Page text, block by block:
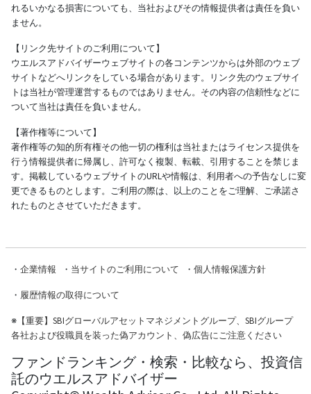
れるいかなる損害についても、当社およびその情報提供者は責任を負い
ません。
【リンク先サイトのご利用について】
ウエルスアドバイザーウェブサイトの各コンテンツからは外部のウェブ
サイトなどへリンクをしている場合があります。リンク先のウェブサイ
トは当社が管理運営するものではありません。その内容の信頼性などに
ついて当社は責任を負いません。
【著作権等について】
著作権等の知的所有権その他一切の権利は当社またはライセンス提供を
行う情報提供者に帰属し、許可なく複製、転載、引用することを禁じま
す。掲載しているウェブサイトのURLや情報は、利用者への予告なしに変
更できるものとします。ご利用の際は、以上のことをご理解、ご承諾さ
れたものとさせていただきます。
・ 企業情報 ・ 当サイトのご利用について ・ 個人情報保護方針
・ 履歴情報の取得について
※【重要】SBIグローバルアセットマネジメントグループ、SBIグループ
各社および役職員を装った偽アカウント、偽広告にご注意ください
ファンドランキング・検索・比較なら、投資信
託のウエルスアドバイザー